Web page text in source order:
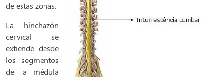
de estas zonas.
La hinchazón
cervical se
extiende desde
los segmentos
de la médula